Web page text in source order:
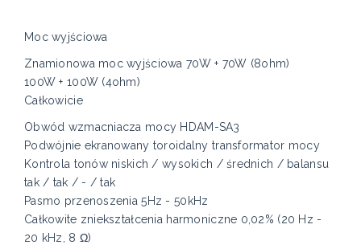
Moc wyjściowa
Znamionowa moc wyjściowa 70W + 70W (8ohm)
100W + 100W (4ohm)
Całkowicie
Obwód wzmacniacza mocy HDAM-SA3
Podwójnie ekranowany toroidalny transformator mocy
Kontrola tonów niskich / wysokich / średnich / balansu
tak / tak / - / tak
Pasmo przenoszenia 5Hz - 50kHz
Całkowite zniekształcenia harmoniczne 0,02% (20 Hz -
20 kHz, 8 Ω)